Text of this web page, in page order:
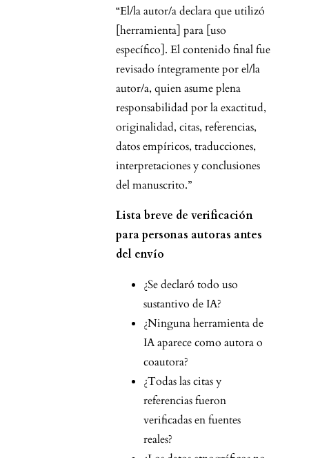
“El/la autor/a declara que utilizó
[herramienta] para [uso
específico]. El contenido final fue
revisado íntegramente por el/la
autor/a, quien asume plena
responsabilidad por la exactitud,
originalidad, citas, referencias,
datos empíricos, traducciones,
interpretaciones y conclusiones
del manuscrito.”
Lista breve de verificación
para personas autoras antes
del envío
¿Se declaró todo uso
sustantivo de IA?
¿Ninguna herramienta de
IA aparece como autora o
coautora?
¿Todas las citas y
referencias fueron
verificadas en fuentes
reales?